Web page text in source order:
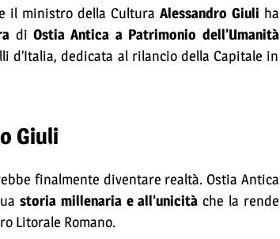
il ministro della Cultura Alessandro Giuli ha
di Ostia Antica a Patrimonio dell’Umanità
d’Italia, dedicata al rilancio della Capitale in
Giuli
finalmente diventare realtà. Ostia Antica
storia millenaria e all’unicità che la rende
Litorale Romano.